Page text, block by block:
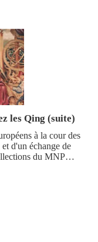
les Qing (suite)
à la cour des
d'un échange de